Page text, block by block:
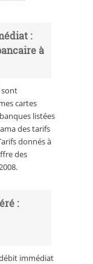
à
cartes
des tarifs
donnés à
des
:
immédiat